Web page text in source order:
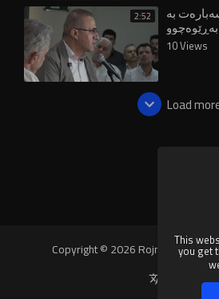
This
you get
2:52 بە
10 Views
Load
Copyright © 2026 Rojnews
Language